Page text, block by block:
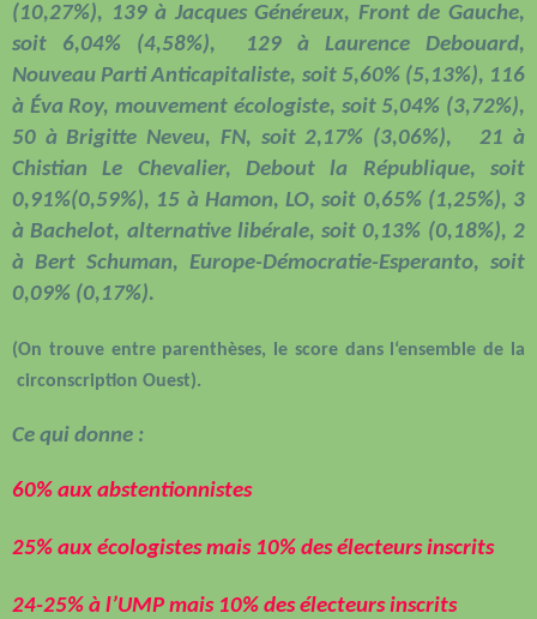
(10,27%), 139 à Jacques Généreux, Front de Gauche,
soit 6,04% (4,58%),
129 à Laurence Debouard,
Nouveau Parti Anticapitaliste, soit 5,60% (5,13%), 116
à Éva Roy, mouvement écologiste, soit 5,04% (3,72%),
50 à Brigitte Neveu, FN, soit 2,17% (3,06%),
21 à
Chistian Le Chevalier, Debout la République, soit
0,91%(0,59%), 15 à Hamon, LO, soit 0,65% (1,25%), 3
à Bachelot, alternative libérale, soit 0,13% (0,18%), 2
à Bert Schuman, Europe-Démocratie-Esperanto, soit
0,09% (0,17%).
(On trouve entre parenthèses, le score dans l‘ensemble de la
circonscription Ouest).
Ce qui donne :
60% aux abstentionnistes
25% aux écologistes mais 10% des électeurs inscrits
24-25% à l’UMP mais 10% des électeurs inscrits